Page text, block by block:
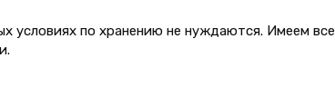
условиях по хранению не нуждаются. Имеем все